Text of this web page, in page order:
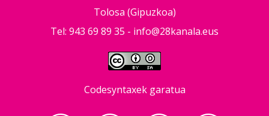
Tolosa (Gipuzkoa)
Tel: 943 69 89 35 - info@28kanala.eus
Codesyntaxek garatua